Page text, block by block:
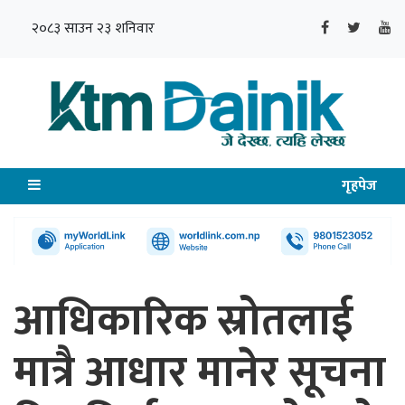
२०८३ साउन २३ शनिवार
गृहपेज
आधिकारिक स्रोतलाई
मात्रै आधार मानेर सूचना